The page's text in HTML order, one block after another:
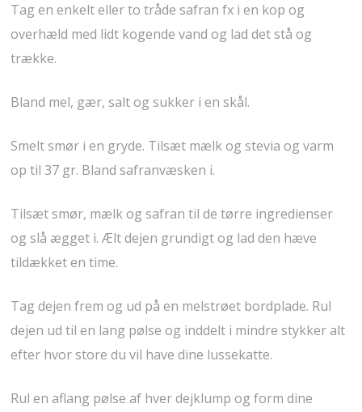
Tag en enkelt eller to tråde safran fx i en kop og
overhæld med lidt kogende vand og lad det stå og
trække.
Bland mel, gær, salt og sukker i en skål.
Smelt smør i en gryde. Tilsæt mælk og stevia og varm
op til 37 gr. Bland safranvæsken i.
Tilsæt smør, mælk og safran til de tørre ingredienser
og slå ægget i. Ælt dejen grundigt og lad den hæve
tildækket en time.
Tag dejen frem og ud på en melstrøet bordplade. Rul
dejen ud til en lang pølse og inddelt i mindre stykker alt
efter hvor store du vil have dine lussekatte.
Rul en aflang pølse af hver dejklump og form dine